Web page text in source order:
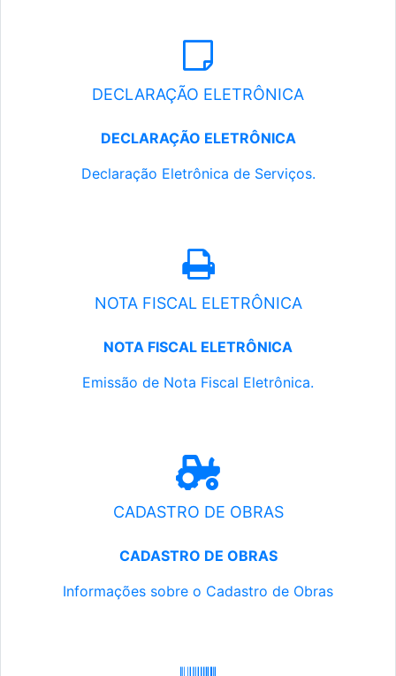
DECLARAÇÃO ELETRÔNICA
DECLARAÇÃO ELETRÔNICA
Declaração Eletrônica de Serviços.
NOTA FISCAL ELETRÔNICA
NOTA FISCAL ELETRÔNICA
Emissão de Nota Fiscal Eletrônica.
CADASTRO DE OBRAS
CADASTRO DE OBRAS
Informações sobre o Cadastro de Obras